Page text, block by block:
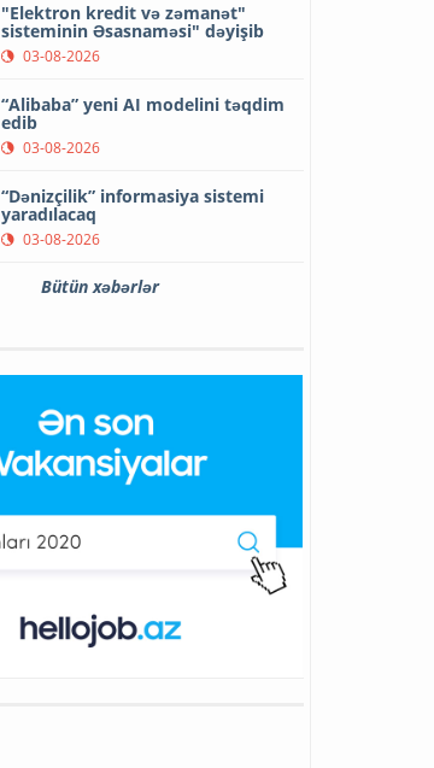
"Elektron kredit və zəmanət"
sisteminin Əsasnaməsi" dəyişib
03-08-2026
“Alibaba” yeni AI modelini təqdim
edib
03-08-2026
“Dənizçilik” informasiya sistemi
yaradılacaq
03-08-2026
Bütün xəbərlər